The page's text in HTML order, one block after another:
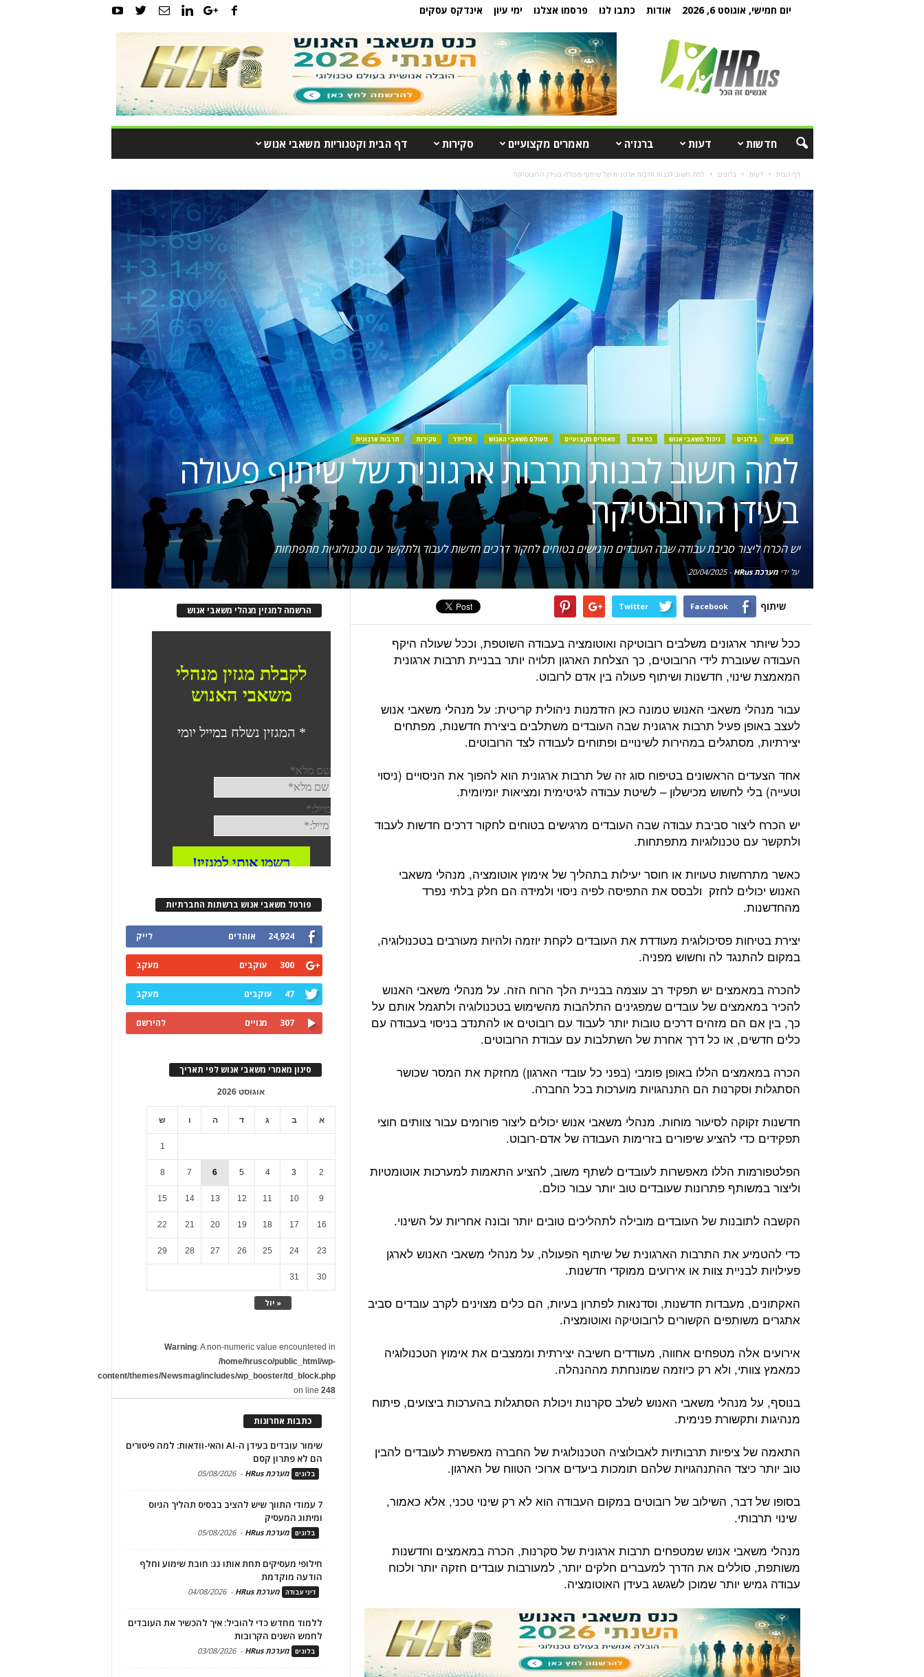
יום חמישי, אוגוסט 6, 2026 אודות כתבו לנו פרסמו אצלנו ימי עיון אינדקס עסקים
חדשות דעות ברנז'ה מאמרים מקצועיים סקירות דף הבית וקטגוריות משאבי אנוש
דף הבית דעות בלוגים למה חשוב לבנות תרבות ארגונית של שיתוף פעולה בעידן הרובוטיקה
דעות בלוגים ניהול משאבי אנוש כח אדם מאמרים מקצועיים מעולם משאבי האנוש סליידר סקירות תרבות ארגונית
למה חשוב לבנות תרבות ארגונית של שיתוף פעולה
בעידן הרובוטיקה
יש הכרח ליצור סביבת עבודה שבה העובדים מרגישים בטוחים לחקור דרכים חדשות לעבוד ולתקשר עם טכנולוגיות מתפתחות
על ידימערכת HRus -
20/04/2025
שיתוף Facebook
Twitter
ככל שיותר ארגונים משלבים רובוטיקה ואוטומציה בעבודה השוטפת, וככל שעולה היקף
העבודה שעוברת לידי הרובוטים, כך הצלחת הארגון תלויה יותר בבניית תרבות ארגונית
המאמצת שינוי, חדשנות ושיתוף פעולה בין אדם לרובוט.
עבור מנהלי משאבי האנוש טמונה כאן הזדמנות ניהולית קריטית: על מנהלי משאבי אנוש
לעצב באופן פעיל תרבות ארגונית שבה העובדים משתלבים ביצירת חדשנות, מפתחים
יצירתיות, מסתגלים במהירות לשינויים ופתוחים לעבודה לצד הרובוטים.
אחד הצעדים הראשונים בטיפוח סוג זה של תרבות ארגונית הוא להפוך את הניסויים (ניסוי
וטעייה) בלי לחשוש מכישלון – לשיטת עבודה לגיטימית ומציאות יומיומית.
יש הכרח ליצור סביבת עבודה שבה העובדים מרגישים בטוחים לחקור דרכים חדשות לעבוד
ולתקשר עם טכנולוגיות מתפתחות.
כאשר מתרחשות טעויות או חוסר יעילות בתהליך של אימוץ אוטומציה, מנהלי משאבי
האנוש יכולים לחזק ולבסס את התפיסה לפיה ניסוי ולמידה הם חלק בלתי נפרד
מהחדשנות.
יצירת בטיחות פסיכולוגית מעודדת את העובדים לקחת יוזמה ולהיות מעורבים בטכנולוגיה,
במקום להתנגד לה וחשוש מפניה.
להכרה במאמצים יש תפקיד רב עוצמה בבניית הלך הרוח הזה. על מנהלי משאבי האנוש
להכיר במאמצים של עובדים שמפגינים התלהבות מהשימוש בטכנולוגיה ולתגמל אותם על
כך, בין אם הם מזהים דרכים טובות יותר לעבוד עם רובוטים או להתנדב בניסוי בעבודה עם
כלים חדשים, או כל דרך אחרת של השתלבות עם עבודת הרובוטים.
הכרה במאמצים הללו באופן פומבי (בפני כל עובדי הארגון) מחזקת את המסר שכושר
הסתגלות וסקרנות הם התנהגויות מוערכות בכל החברה.
חדשנות זקוקה לסיעור מוחות. מנהלי משאבי אנוש יכולים ליצור פורומים עבור צוותים חוצי
תפקידים כדי להציע שיפורים בזרימות העבודה של אדם-רובוט.
הפלטפורמות הללו מאפשרות לעובדים לשתף משוב, להציע התאמות למערכות אוטומטיות
וליצור במשותף פתרונות שעובדים טוב יותר עבור כולם.
הקשבה לתובנות של העובדים מובילה לתהליכים טובים יותר ובונה אחריות על השינוי.
כדי להטמיע את התרבות הארגונית של שיתוף הפעולה, על מנהלי משאבי האנוש לארגן
פעילויות לבניית צוות או אירועים ממוקדי חדשנות.
האקתונים, מעבדות חדשנות, וסדנאות לפתרון בעיות, הם כלים מצוינים לקרב עובדים סביב
אתגרים משותפים הקשורים לרובוטיקה ואוטומציה.
אירועים אלה מטפחים אחווה, מעודדים חשיבה יצירתית וממצבים את אימוץ הטכנולוגיה
כמאמץ צוותי, ולא רק כיוזמה שמונחתת מההנהלה.
בנוסף, על מנהלי משאבי האנוש לשלב סקרנות ויכולת הסתגלות בהערכות ביצועים, פיתוח
מנהיגות ותקשורת פנימית.
התאמה של ציפיות תרבותיות לאבולוציה הטכנולוגית של החברה מאפשרת לעובדים להבין
טוב יותר כיצד ההתנהגויות שלהם תומכות ביעדים ארוכי הטווח של הארגון.
בסופו של דבר, השילוב של רובוטים במקום העבודה הוא לא רק שינוי טכני, אלא כאמור,
שינוי תרבותי.
מנהלי משאבי אנוש שמטפחים תרבות ארגונית של סקרנות, הכרה במאמצים וחדשנות
משותפת, סוללים את הדרך למעברים חלקים יותר, למעורבות עובדים חזקה יותר ולכוח
עבודה גמיש יותר שמוכן לשגשג בעידן האוטומציה.
הרשמה למגזין מנהלי משאבי אנוש
פורטל משאבי אנוש ברשתות החברתיות
24,924 אוהדים לייק
300 עוקבים מעקב
47 עוקבים מעקב
307 מנויים להירשם
סינון מאמרי משאבי אנוש לפי תאריך
אוגוסט 2026
א ב ג ד ה ו ש
« יול
1
2
3
4
5
6
7
8
9
10
11
12
13
14
15
16
17
18
19
20
21
22
23
24
25
26
27
28
29
30
31
Warning: A non-numeric value encountered in
/home/hrusco/public_html/wp-
content/themes/Newsmag/includes/wp_booster/td_block.php
on line248
כתבות אחרונות
שימור עובדים בעידן ה-AI והאי-וודאות: למה פיטורים
הם לא פתרון קסם
בלוגים מערכת HRus -
05/08/2026
7 עמודי התווך שיש להציב בבסיס תהליך הגיוס
ומיתוג המעסיק
בלוגים מערכת HRus -
05/08/2026
חילופי מעסיקים תחת אותו גג: חובת שימוע וחלף
הודעה מוקדמת
דיני עבודה מערכת HRus -
04/08/2026
ללמוד מחדש כדי להוביל: איך להכשיר את העובדים
לחמש השנים הקרובות
בלוגים מערכת HRus -
03/08/2026